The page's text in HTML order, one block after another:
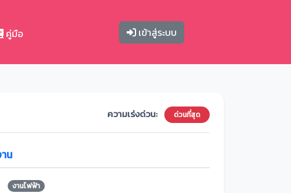
คู่มือ เข้าสู่ระบบ
ความเร่งด่วน: ด่วนที่สุด
น
งานไฟฟ้า